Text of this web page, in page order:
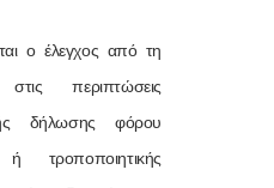
ο έλεγχος από τη
περιπτώσεις
δήλωσης φόρου
τροποποιητικής